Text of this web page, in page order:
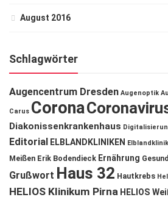
August 2016
Schlagwörter
Augencentrum Dresden Augenoptik
Carus Corona
Diakonissenkrankenhaus
Editorial ELBLANDKLINIKEN
Meißen Erik Bodendieck Ernährung
Grußwort Haus 32 Hautkrebs
HELIOS Klinikum Pirna HELIOS